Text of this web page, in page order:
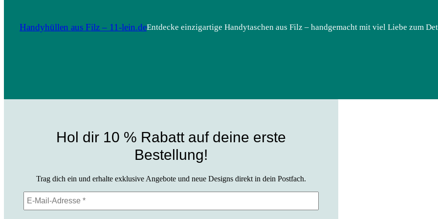
Handyhüllen aus Filz – 11-lein.deEntdecke einzigartige Handytaschen aus Filz – handgemacht mit viel Liebe zum
Hol dir 10 % Rabatt auf deine erste
Bestellung!
Trag dich ein und erhalte exklusive Angebote und neue Designs direkt in dein Postfach.